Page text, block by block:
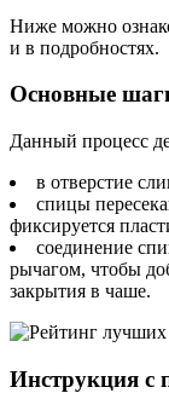
Ниже можно
и в подробностях.
Основные
Данный процесс
в отверстие
спицы
фиксируется
соединение
рычагом, чтобы
закрытия в чаше.
Инструкция с